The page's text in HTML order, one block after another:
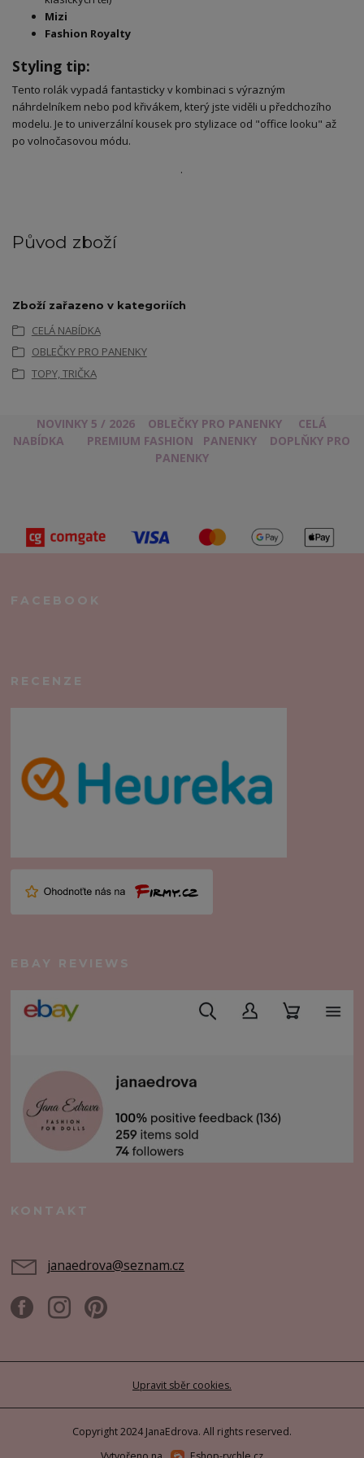
Mizi
Fashion Royalty
Styling tip:
​Tento rolák vypadá fantasticky v kombinaci s výrazným
náhrdelníkem nebo pod křivákem, který jste viděli u předchozího
modelu. Je to univerzální kousek pro stylizace od "office looku" až
po volnočasovou módu.
.
Původ zboží
Zboží zařazeno v kategoriích
CELÁ NABÍDKA
OBLEČKY PRO PANENKY
TOPY, TRIČKA
NOVINKY 5 / 2026 OBLEČKY PRO PANENKY
CELÁ
NABÍDKA
PREMIUM FASHION PANENKY
DOPLŇKY PRO
PANENKY
FACEBOOK
RECENZE
EBAY REVIEWS
KONTAKT
janaedrova@seznam.cz
Upravit sběr cookies.
Copyright 2024 JanaEdrova. All rights reserved.